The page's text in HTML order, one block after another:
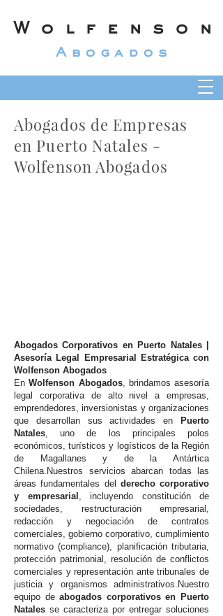
Wolfenson
Abogados
Abogados de Empresas
en Puerto Natales -
Wolfenson Abogados
Abogados Corporativos en Puerto Natales |
Asesoría Legal Empresarial Estratégica con
Wolfenson Abogados
EnWolfenson Abogados, brindamos asesoría
legal corporativa de alto nivel a empresas,
emprendedores, inversionistas y organizaciones
que desarrollan sus actividades en
Puerto
Natales, uno de los principales polos
económicos, turísticos y logísticos de la Región
de Magallanes y de la Antártica
Chilena.Nuestros servicios abarcan todas las
áreas fundamentales del derecho corporativo
y empresarial , incluyendo constitución de
sociedades, restructuración empresarial,
redacción y negociación de contratos
comerciales, gobierno corporativo, cumplimiento
normativo (compliance), planificación tributaria,
protección patrimonial, resolución de conflictos
comerciales y representación ante tribunales de
justicia y organismos administrativos.Nuestro
equipo deabogados corporativos en Puerto
Natales se caracteriza por entregar soluciones